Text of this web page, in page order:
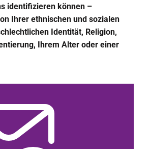
identifizieren können –
Ihrer ethnischen und sozialen
Identität, Religion,
Ihrem Alter oder einer